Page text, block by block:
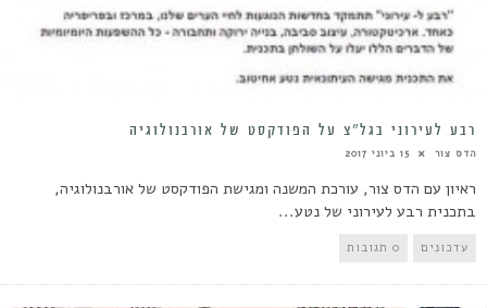
רבע לעירוני בגל”צ על הפודקסט של אורבנולוגיה
הדס צור 15 ביוני 2017
ראיון עם הדס צור, עורכת המשנה ומגישת הפודקסט של אורבנולוגיה,
בתכנית רבע לעירוני של נטע...
עדכונים 0 תגובות